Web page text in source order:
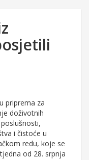
priprema za
doživotnih
i čistoće u
redu, koje se
od 28. srpnja